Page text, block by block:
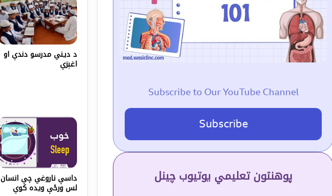
Subscribe to Our YouTube Channel
Subscribe
پوهنتون تعلیمي یوتیوب چینل
د ديني مدرسو دندې او
اغېزي
داسې ناروغي چې انسان
لس ورځې ویده کوي